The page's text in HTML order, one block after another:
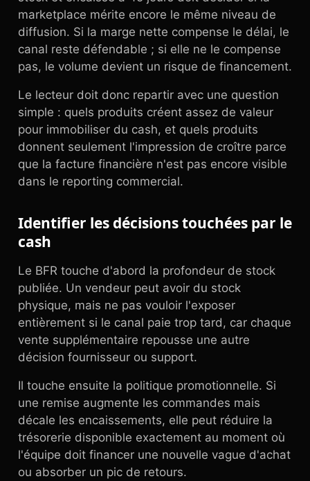
marketplace mérite encore le même niveau de
diffusion. Si la marge nette compense le délai, le
canal reste défendable ; si elle ne le compense
pas, le volume devient un risque de financement.
Le lecteur doit donc repartir avec une question
simple : quels produits créent assez de valeur
pour immobiliser du cash, et quels produits
donnent seulement l'impression de croître parce
que la facture financière n'est pas encore visible
dans le reporting commercial.
Identifier les décisions touchées par le
cash
Le BFR touche d'abord la profondeur de stock
publiée. Un vendeur peut avoir du stock
physique, mais ne pas vouloir l'exposer
entièrement si le canal paie trop tard, car chaque
vente supplémentaire repousse une autre
décision fournisseur ou support.
Il touche ensuite la politique promotionnelle. Si
une remise augmente les commandes mais
décale les encaissements, elle peut réduire la
trésorerie disponible exactement au moment où
l'équipe doit financer une nouvelle vague d'achat
ou absorber un pic de retours.